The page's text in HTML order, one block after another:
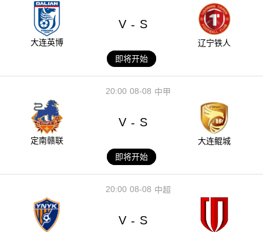
大连英博
V - S
辽宁铁人
即将开始
08-08
20:00 中甲
定南赣联
V - S
大连鲲城
即将开始
08-08
20:00 中超
V - S